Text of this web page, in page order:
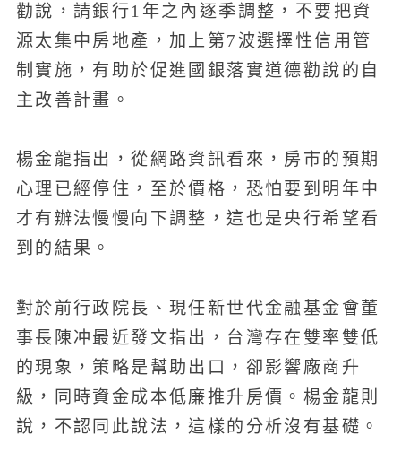
勸說，請銀行1年之內逐季調整，不要把資
源太集中房地產，加上第7波選擇性信用管
制實施，有助於促進國銀落實道德勸說的自
主改善計畫。
楊金龍指出，從網路資訊看來，房市的預期
心理已經停住，至於價格，恐怕要到明年中
才有辦法慢慢向下調整，這也是央行希望看
到的結果。
對於前行政院長、現任新世代金融基金會董
事長陳冲最近發文指出，台灣存在雙率雙低
的現象，策略是幫助出口，卻影響廠商升
級，同時資金成本低廉推升房價。楊金龍則
說，不認同此說法，這樣的分析沒有基礎。